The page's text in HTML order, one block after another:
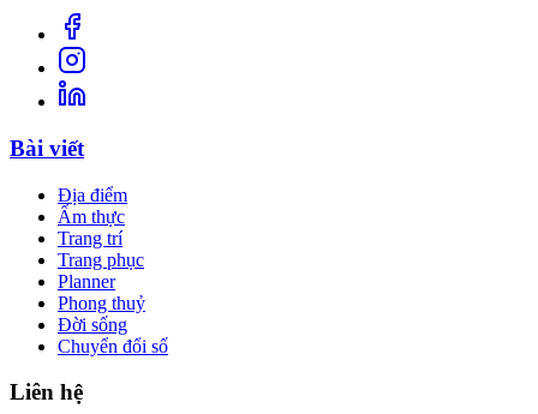
Bài viết
Địa điểm
Ẩm thực
Trang trí
Trang phục
Planner
Phong thuỷ
Đời sống
Chuyển đổi số
Liên hệ